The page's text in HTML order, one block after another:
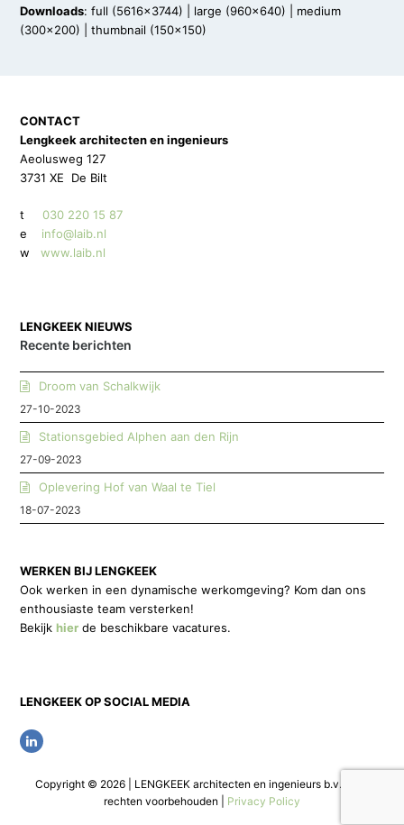
Downloads:full (5616x3744) large (960x640)
medium
(300x200) |thumbnail (150x150)
CONTACT
Lengkeek architecten en ingenieurs
Aeolusweg 127
3731 XE De Bilt
t030 220 15 87
e info@laib.nl
w
www.laib.nl
LENGKEEK NIEUWS
Recente berichten
Droom van Schalkwijk
27-10-2023
Stationsgebied Alphen aan den Rijn
27-09-2023
Oplevering Hof van Waal te Tiel
18-07-2023
WERKEN BIJ LENGKEEK
Ook werken in een dynamische werkomgeving? Kom dan ons
enthousiaste team versterken!
Bekijkhier de beschikbare vacatures.
LENGKEEK OP SOCIAL MEDIA
L
n
Copyright © 2026 | LENGKEEK architecten en ingenieurs b.v. | Alle
rechten voorbehouden | Privacy Policy